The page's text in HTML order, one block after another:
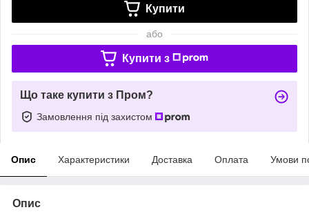
Купити
або
Купити з
Що таке купити з Пром?
Замовлення під захистом
Опис Характеристики Доставка Оплата Умови
Опис